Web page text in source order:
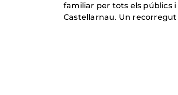
familiar per tots els públics i
Castellarnau. Un recorregut